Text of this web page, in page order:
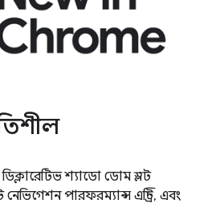
শ্যাডো ডোম স্লট
পারফরম্যান্স এন্ট্রি, এবং